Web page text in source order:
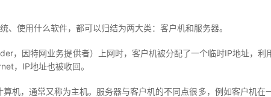
使用什么软件，都可以归结为两大类：客户机和服务器。
因特网业务提供者）上网时，客户机被分配了一个临时IP地址，利
，IP地址也被收回。
，通常又称为主机。服务器与客户机的不同点很多，例如客户机在